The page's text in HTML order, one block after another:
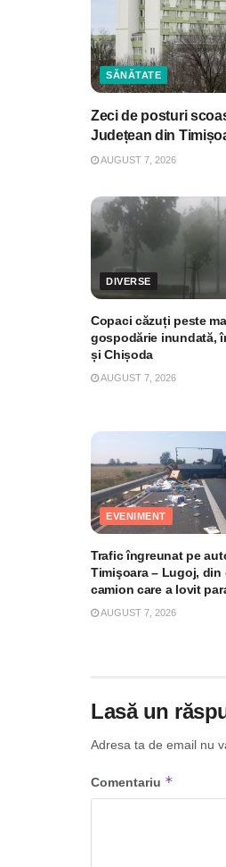
SĂNĂTATE
Zeci de posturi
Județean din
AUGUST 7, 2026
DIVERSE
Copaci căzuți peste
gospodărie inundată,
și Chișoda
AUGUST 7, 2026
EVENIMENT
Trafic îngreunat pe
Timişoara – Lugoj, din
camion care a lovit
AUGUST 7, 2026
Lasă un
Adresa ta de email nu
Comentariu *